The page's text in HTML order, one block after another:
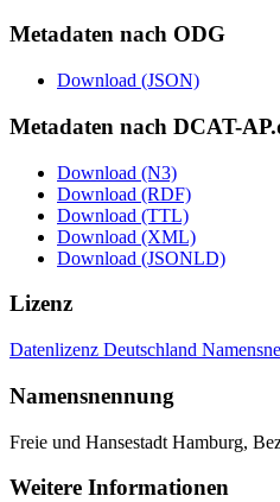
Metadaten nach ODG
Download (JSON)
Metadaten nach DCAT-
Download (N3)
Download (RDF)
Download (TTL)
Download (XML)
Download (JSONLD)
Lizenz
Datenlizenz Deutschland
Namensnennung
Freie und Hansestadt Hamburg,
Weitere Informationen